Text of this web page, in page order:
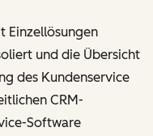
Einzellösungen
und die Übersicht
des Kundenservice
CRM-
Software